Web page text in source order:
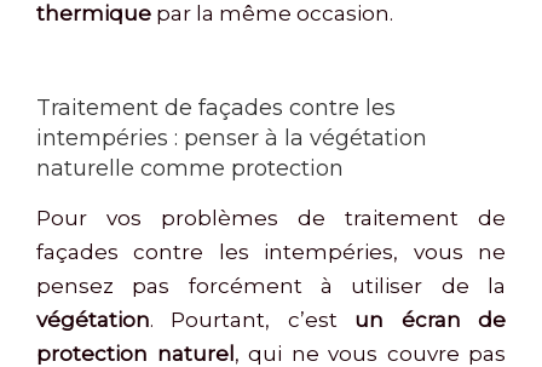
thermique par la même occasion.
Traitement de façades contre les
intempéries : penser à la végétation
naturelle comme protection
Pour vos problèmes de traitement de
façades contre les intempéries, vous ne
pensez pas forcément à utiliser de la
végétation. Pourtant, c’est un écran de
protection naturel, qui ne vous couvre pas